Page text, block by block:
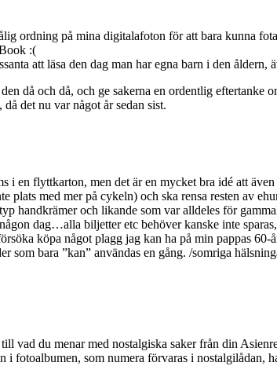
ordning på mina digitalafoton för att bara kunna
:(
att läsa den dag man har egna barn i den
då och då, och ge sakerna en ordentlig eftertanke
det nu var något år sedan sist.
i en flyttkarton, men det är en mycket bra idé att
med mer på cykeln) och ska rensa resten av
handkrämer och likande som var alldeles för
dag…alla biljetter etc behöver kanske inte
köpa något plagg jag kan ha på min pappas
som bara ”kan” användas en gång. /somriga
vad du menar med nostalgiska saker från din
fotoalbumen, som numera förvaras i nostalgilådan,